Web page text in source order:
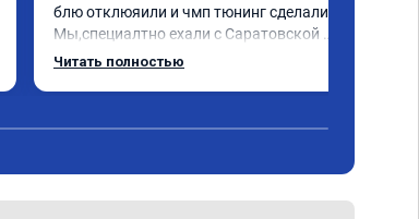
блю отклюяили и чмп тюнинг сделали.
Мы,специалтно ехали с Саратовской
области до Самары и не зря. Но у них есть
Читать полностью